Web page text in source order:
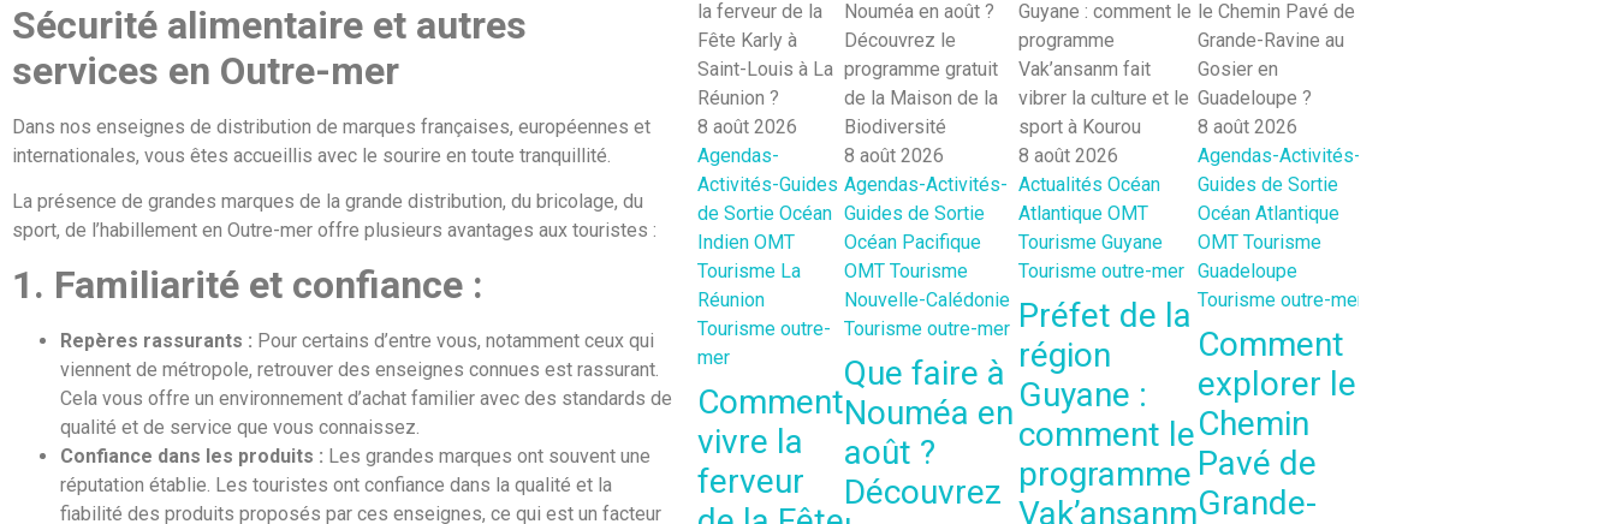
Sécurité alimentaire et autres
services en Outre-mer
Dans nos enseignes de distribution de marques françaises, européennes et
internationales, vous êtes accueillis avec le sourire en toute tranquillité.
La présence de grandes marques de la grande distribution, du bricolage, du
sport, de l’habillement en Outre-mer offre plusieurs avantages aux touristes :
1. Familiarité et confiance :
Repères rassurants : Pour certains d’entre vous, notamment ceux qui
viennent de métropole, retrouver des enseignes connues est rassurant.
Cela vous offre un environnement d’achat familier avec des standards de
qualité et de service que vous connaissez.
Confiance dans les produits : Les grandes marques ont souvent une
réputation établie. Les touristes ont confiance dans la qualité et la
fiabilité des produits proposés par ces enseignes, ce qui est un facteur
8 août 2026
Agendas-
Activités-Guides
de Sortie Océan
Indien OMT
Tourisme La
Réunion
Tourisme outre-
mer
Comment
vivre la
ferveur
8 août 2026
Agendas-Activités-
Guides de Sortie
Océan Pacifique
OMT Tourisme
Nouvelle-Calédonie
Tourisme outre-mer
Que faire à
Nouméa en
août ?
Découvrez
8 août 2026
Actualités Océan
Atlantique OMT
Tourisme Guyane
Tourisme outre-mer
Préfet de la
région
Guyane :
comment le
programme
Vak’ansanm
8 août 2026
Agendas-Activités-
Guides de Sortie
Océan Atlantique
OMT Tourisme
Guadeloupe
Tourisme outre-mer
Comment
explorer le
Chemin
Pavé de
Grande-